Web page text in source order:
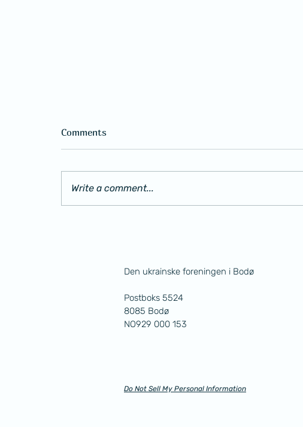
Resultater av årsmøte
Comments
Write a comment...
Den ukrainske foreningen i Bodø
Postboks 5524
8085 Bodø
NO929 000 153
Do Not Sell My Personal Information